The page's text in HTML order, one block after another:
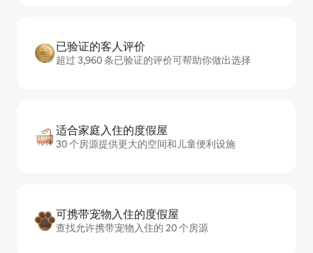
已验证的客人评价
超过 3,960 条已验证的评价可帮助你做出选择
适合家庭入住的度假屋
30 个房源提供更大的空间和儿童便利设施
可携带宠物入住的度假屋
查找允许携带宠物入住的 20 个房源